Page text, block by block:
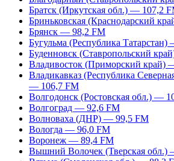
Братск (Иркутская обл.) — 107,2
Бриньковская (Краснодарский
Брянск — 98,2 FM
Бугульма (Республика
Буденновск (Ставропольский
Владивосток (Приморский край)
Владикавказ (Республика
— 106,7 FM
Волгодонск (Ростовская обл.) —
Волгоград — 92,6 FM
Волноваха (ДНР) — 99,5 FM
Вологда — 96,0 FM
Воронеж — 89,4 FM
Вышний Волочек (Тверская обл.)